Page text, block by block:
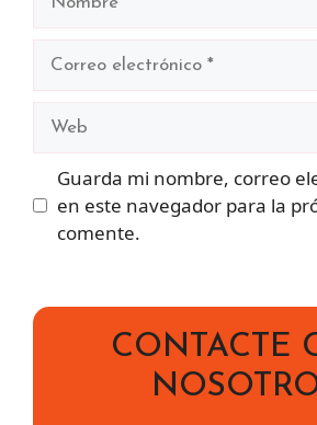
Guarda mi nombre, correo
en este navegador para la
comente.
CONTACTE